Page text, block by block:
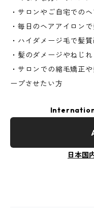
・​サロンやご自宅での
・毎日のヘアアイロン
・ハイダメージ毛で髪
・髪のダメージやねじ
・サロンでの縮毛矯正
ープさせたい方
日本国